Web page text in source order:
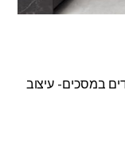
במסכים- עיצוב